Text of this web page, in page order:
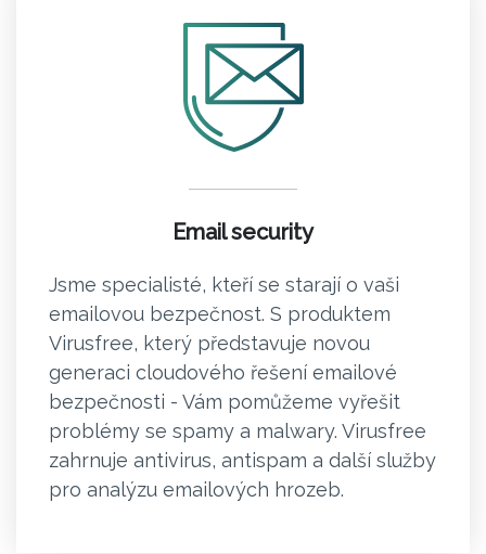
Email security
Jsme specialisté, kteří se starají o vaši
emailovou bezpečnost. S produktem
Virusfree, který představuje novou
generaci cloudového řešení emailové
bezpečnosti - Vám pomůžeme vyřešit
problémy se spamy a malwary. Virusfree
zahrnuje antivirus, antispam a další služby
pro analýzu emailových hrozeb.